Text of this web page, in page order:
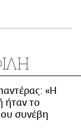
«Η
ήταν το
συνέβη